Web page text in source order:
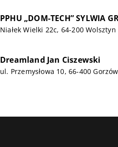
PPHU „DOM-TECH” SYLWIA
Niałek Wielki 22c, 64-200 Wolsztyn
Dreamland Jan Ciszewski
ul. Przemysłowa 10, 66-400